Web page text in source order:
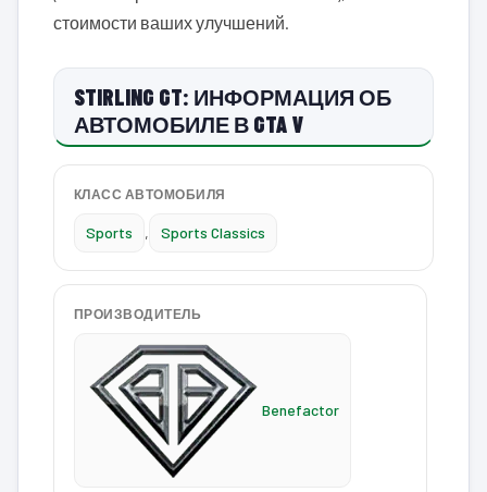
стоимости ваших улучшений.
STIRLING GT: ИНФОРМАЦИЯ ОБ
АВТОМОБИЛЕ В GTA V
КЛАСС АВТОМОБИЛЯ
Sports , Sports Classics
ПРОИЗВОДИТЕЛЬ
Benefactor